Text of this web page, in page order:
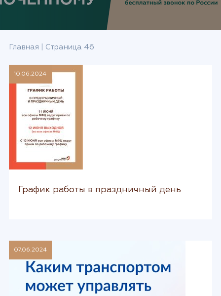
Главная Страница 46
10.06.2024
График работы в праздничный день
07.06.2024